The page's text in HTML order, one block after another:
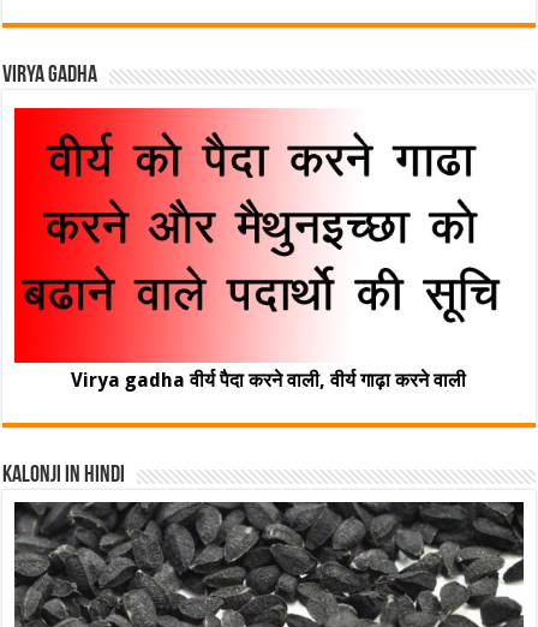
Virya Gadha
Virya gadha वीर्य पैदा करने वाली, वीर्य गाढ़ा करने वाली
Kalonji In Hindi